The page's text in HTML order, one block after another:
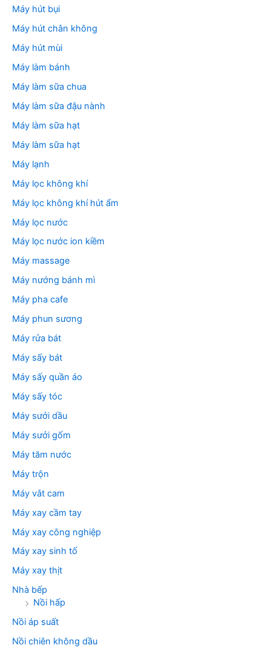
Máy hút bụi
Máy hút chân không
Máy hút mùi
Máy làm bánh
Máy làm sữa chua
Máy làm sữa đậu nành
Máy làm sữa hạt
Máy làm sữa hạt
Máy lạnh
Máy lọc không khí
Máy lọc không khí hút ẩm
Máy lọc nước
Máy lọc nước ion kiềm
Máy massage
Máy nướng bánh mì
Máy pha cafe
Máy phun sương
Máy rửa bát
Máy sấy bát
Máy sấy quần áo
Máy sấy tóc
Máy sưởi dầu
Máy sưởi gốm
Máy tăm nước
Máy trộn
Máy vắt cam
Máy xay cầm tay
Máy xay công nghiệp
Máy xay sinh tố
Máy xay thịt
Nhà bếp
Nồi hấp
Nồi áp suất
Nồi chiên không dầu